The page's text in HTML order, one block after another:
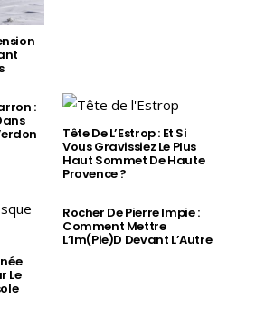
:
Tête De L’Estrop : Et Si
Vous Gravissiez Le Plus
Haut Sommet De Haute
Provence ?
Le
Rocher De Pierre Impie :
Comment Mettre
L’Im(Pie)d Devant L’Autre